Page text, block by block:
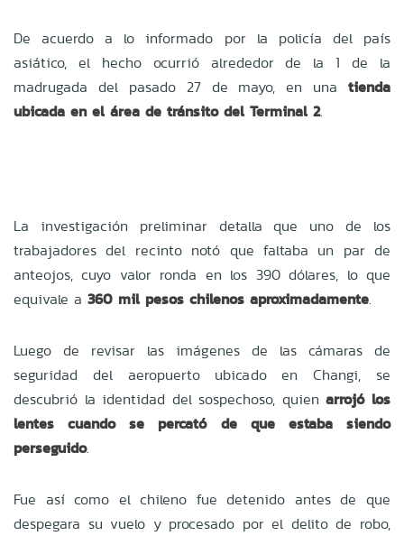
De acuerdo a lo informado por la policía del país
asiático, el hecho ocurrió alrededor de la 1 de la
madrugada del pasado 27 de mayo, en una tienda
ubicada en el área de tránsito del Terminal 2.
La investigación preliminar detalla que uno de los
trabajadores del recinto notó que faltaba un par de
anteojos, cuyo valor ronda en los 390 dólares, lo que
equivale a 360 mil pesos chilenos aproximadamente.
Luego de revisar las imágenes de las cámaras de
seguridad del aeropuerto ubicado en Changi, se
descubrió la identidad del sospechoso, quienarrojó los
lentes cuando se percató de que estaba siendo
perseguido.
Fue así como el chileno fue detenido antes de que
despegara su vuelo y procesado por el delito de robo,